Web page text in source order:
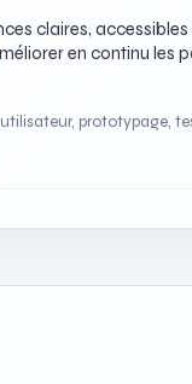
claires,
en continu les
prototypage,